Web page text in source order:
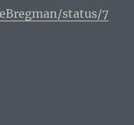
status/7